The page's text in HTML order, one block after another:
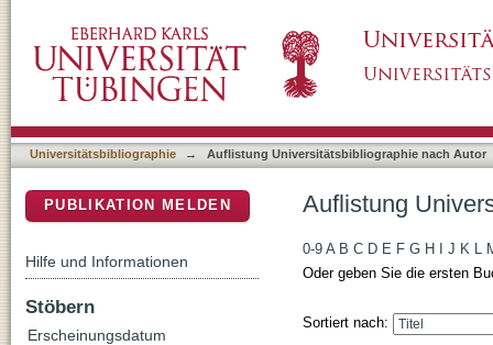
Universitätsbibliographie → Auflistung Universitätsbibliographie nach Autor
Auflistung
0-9 A B C D E F G H J K L
Oder geben Sie die ersten
Sortiert nach:
PUBLIKATION MELDEN
Hilfe und Informationen
Stöbern
Erscheinungsdatum